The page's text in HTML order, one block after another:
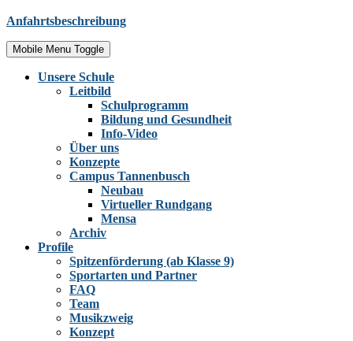
Anfahrtsbeschreibung
Mobile Menu Toggle
Unsere Schule
Leitbild
Schulprogramm
Bildung und Gesundheit
Info-Video
Über uns
Konzepte
Campus Tannenbusch
Neubau
Virtueller Rundgang
Mensa
Archiv
Profile
Spitzenförderung (ab Klasse 9)
Sportarten und Partner
FAQ
Team
Musikzweig
Konzept